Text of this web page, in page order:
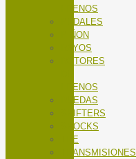
FRENOS
PEDALES
PIÑON
RAYOS
ROTORES
FRENOS
RUEDAS
SHIFTERS
SHOCKS
TEE
TRANSMISIONES